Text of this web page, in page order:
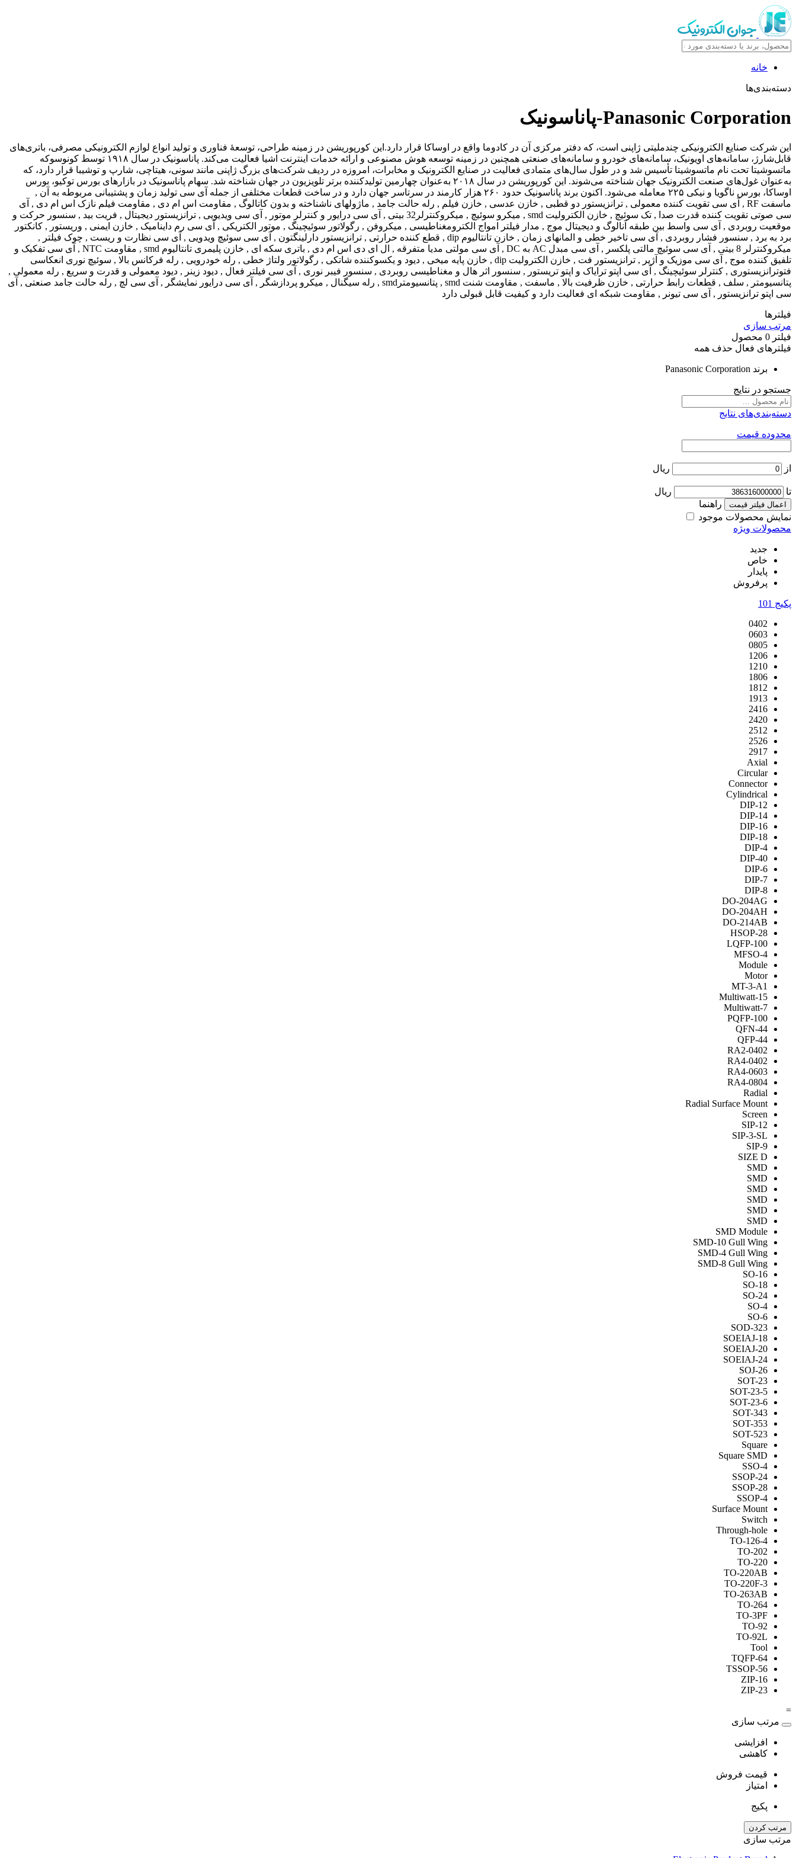
خانه
دسته‌بندی‌ها
Panasonic Corporation- پاناسونیک
این شرکت صنایع الکترونیکی چندملیتی ژاپنی است، که دفتر مرکزی آن در کادوما واقع در اوساکا قرار دارد.این کورپوریشن در زمینه طراحی، توسعهٔ فناوری و تولید انواع لوازم الکترونیکی مصرفی، باتری‌های
قابل‌شارژ، سامانه‌های اویونیک، سامانه‌های خودرو و سامانه‌های صنعتی همچنین در زمینه توسعه هوش مصنوعی و ارائه خدمات اینترنت اشیا فعالیت می‌کند. پاناسونیک در سال ۱۹۱۸ توسط کونوسوکه
ماتسوشیتا تحت نام ماتسوشیتا تأسیس شد و در طول سال‌های متمادی فعالیت در صنایع الکترونیک و مخابرات، امروزه در ردیف شرکت‌های بزرگ ژاپنی مانند سونی، هیتاچی، شارپ و توشیبا قرار دارد، که
به‌عنوان غول‌های صنعت الکترونیک جهان شناخته می‌شوند. این کورپوریشن در سال ۲۰۱۸ به‌عنوان چهارمین تولیدکننده برتر تلویزیون در جهان شناخته شد. سهام پاناسونیک در بازارهای بورس توکیو، بورس
اوساکا، بورس ناگویا و نیکی ۲۲۵ معامله می‌شود. اکنون برند پاناسونیک حدود ۲۶۰ هزار کارمند در سرتاسر جهان دارد و در ساخت قطعات مختلفی از جمله آی سی تولید زمان و پشتیبانی مربوطه به آن ,
ماسفت RF , آی سی تقویت کننده معمولی , ترانزیستور دو قطبی , خازن عدسی , خازن فیلم , رله حالت جامد , ماژولهای ناشناخته و بدون کاتالوگ , مقاومت اس ام دی , مقاومت فیلم نازک اس ام دی , آی
سی صوتی تقویت کننده قدرت صدا , تک سوئیچ , خازن الکترولیت smd , میکرو سوئیچ , میکروکنترلر32 بیتی , آی سی درایور و کنترلر موتور , آی سی ویدیویی , ترانزیستور دیجیتال , فریت بید , سنسور حرکت و
موقعیت روبردی , آی سی واسط بین طبقه آنالوگ و دیجیتال موج , مدار فیلتر امواج الکترومغناطیسی , میکروفن , رگولاتور سوئیچینگ , موتور الکتریکی , آی سی رم داینامیک , خازن ایمنی , وریستور , کانکتور
برد به برد , سنسور فشار روبردی , آی سی تاخیر خطی و المانهای زمان , خازن تانتالیوم dip , قطع کننده حرارتی , ترانزیستور دارلینگتون , آی سی سوئیچ ویدویی , آی سی نظارت و ریست , چوک فیلتر ,
میکروکنترلر 8 بیتی , آی سی سوئیچ مالتی پلکسر , آی سی مبدل AC به DC , آی سی مولتی مدیا متفرقه , ال ای دی اس ام دی , باتری سکه ای , خازن پلیمری تانتالیوم smd , مقاومت NTC , آی سی تفکیک و
تلفیق کننده موج , آی سی موزیک و آژیر , ترانزیستور فت , خازن الکترولیت dip , خازن پایه میخی , دیود و یکسوکننده شاتکی , رگولاتور ولتاژ خطی , رله خودرویی , رله فرکانس بالا , سوئیچ نوری انعکاسی
فتوترانزیستوری , کنترلر سوئیچینگ , آی سی اپتو ترایاک و اپتو تریستور , سنسور اثر هال و مغناطیسی روبردی , سنسور فیبر نوری , آی سی فیلتر فعال , دیود زینر , دیود معمولی و قدرت و سریع , رله معمولی ,
پتانسیومتر , سلف , قطعات رابط حرارتی , خازن ظرفیت بالا , ماسفت , مقاومت شنت smd , پتانسیومترsmd , رله سیگنال , میکرو پردازشگر , آی سی درایور نمایشگر , آی سی لچ , رله حالت جامد صنعتی , آی
سی اپتو ترانزیستور , آی سی تیونر , مقاومت شبکه ای فعالیت دارد و کیفیت قابل قبولی دارد
فیلترها
مرتب سازی
فیلتر 0 محصول
فیلترهای فعال حذف همه
برند Panasonic Corporation
جستجو در نتایج
دسته‌بندی‌های نتایج
محدوده قیمت
از ریال
تا ریال
اعمال فیلتر قیمت
راهنما
نمایش محصولات موجود
محصولات ویژه
جدید
خاص
پایدار
پرفروش
پکیج 101
0402
0603
0805
1206
1210
1806
1812
1913
2416
2420
2512
2526
2917
Axial
Circular
Connector
Cylindrical
DIP-12
DIP-14
DIP-16
DIP-18
DIP-4
DIP-40
DIP-6
DIP-7
DIP-8
DO-204AG
DO-204AH
DO-214AB
HSOP-28
LQFP-100
MFSO-4
Module
Motor
MT-3-A1
Multiwatt-15
Multiwatt-7
PQFP-100
QFN-44
QFP-44
RA2-0402
RA4-0402
RA4-0603
RA4-0804
Radial
Radial Surface Mount
Screen
SIP-12
SIP-3-SL
SIP-9
SIZE D
SMD
SMD
SMD
SMD
SMD
SMD
SMD Module
SMD-10 Gull Wing
SMD-4 Gull Wing
SMD-8 Gull Wing
SO-16
SO-18
SO-24
SO-4
SO-6
SOD-323
SOEIAJ-18
SOEIAJ-20
SOEIAJ-24
SOJ-26
SOT-23
SOT-23-5
SOT-23-6
SOT-343
SOT-353
SOT-523
Square
Square SMD
SSO-4
SSOP-24
SSOP-28
SSOP-4
Surface Mount
Switch
Through-hole
TO-126-4
TO-202
TO-220
TO-220AB
TO-220F-3
TO-263AB
TO-264
TO-3PF
TO-92
TO-92L
Tool
TQFP-64
TSSOP-56
ZIP-16
ZIP-23
=
مرتب سازی
افزایشی
کاهشی
قیمت فروش
امتیاز
پکیج
مرتب کردن
مرتب سازی